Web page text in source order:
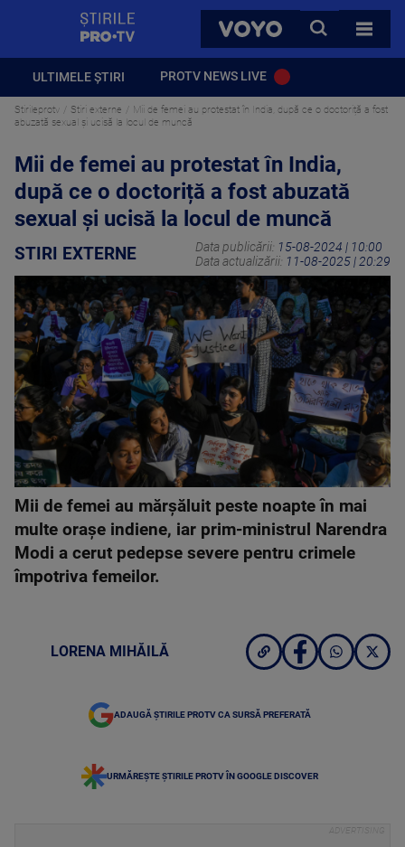
VOYO
CAUTA
TOATE
ULTIMELE ȘTIRI PROTV NEWS LIVE
Stirileprotv Stiri externe
Mii de femei au protestat în India, după ce o doctoriță a fost
abuzată sexual și ucisă la locul de muncă
Mii de femei au protestat în India,
după ce o doctoriță a fost abuzată
sexual și ucisă la locul de muncă
STIRI EXTERNE Data publicării: 15-08-2024 | 10:00
Data actualizării: 11-08-2025 | 20:29
Mii de femei au mărşăluit peste noapte în mai
multe oraşe indiene, iar prim-ministrul Narendra
Modi a cerut pedepse severe pentru crimele
împotriva femeilor.
LORENA MIHĂILĂ
ADAUGĂ ȘTIRILE PROTV CA SURSĂ PREFERATĂ
URMĂREȘTE ȘTIRILE PROTV ÎN GOOGLE DISCOVER